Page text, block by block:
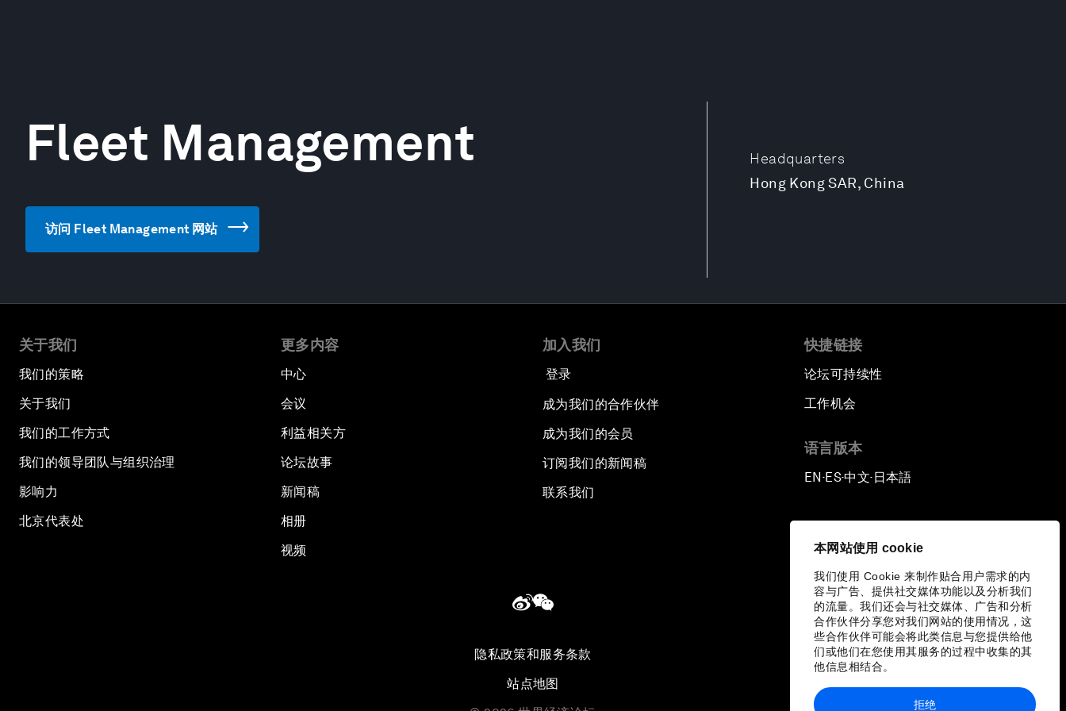
本网站使用 cookie
我们使用 Cookie 来制作贴合用户需求的内
容与广告、提供社交媒体功能以及分析我们
的流量。我们还会与社交媒体、广告和分析
合作伙伴分享您对我们网站的使用情况，这
些合作伙伴可能会将此类信息与您提供给他
们或他们在您使用其服务的过程中收集的其
他信息相结合。
拒绝
Headquarters
Hong Kong SAR, China
Fleet Management
访问 Fleet Management 网站
关于我们
我们的策略
关于我们
我们的工作方式
我们的领导团队与组织治理
影响力
北京代表处
更多内容
中心
会议
利益相关方
论坛故事
新闻稿
相册
视频
加入我们
登录
成为我们的合作伙伴
成为我们的会员
订阅我们的新闻稿
联系我们
快捷链接
论坛可持续性
工作机会
语言版本
EN ▪ES▪中文▪ 日本語
隐私政策和服务条款
站点地图